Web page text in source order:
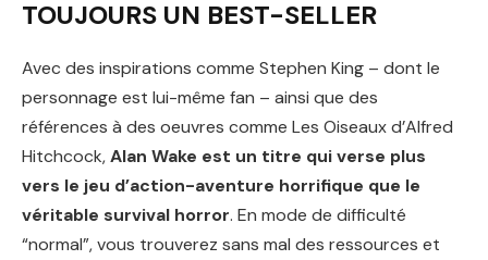
TOUJOURS UN BEST-SELLER
Avec des inspirations comme Stephen King – dont le
personnage est lui-même fan – ainsi que des
références à des oeuvres comme Les Oiseaux d’Alfred
Hitchcock,Alan Wake est un titre qui verse plus
vers le jeu d’action-aventure horrifique que le
véritable survival horror. En mode de difficulté
“normal”, vous trouverez sans mal des ressources et